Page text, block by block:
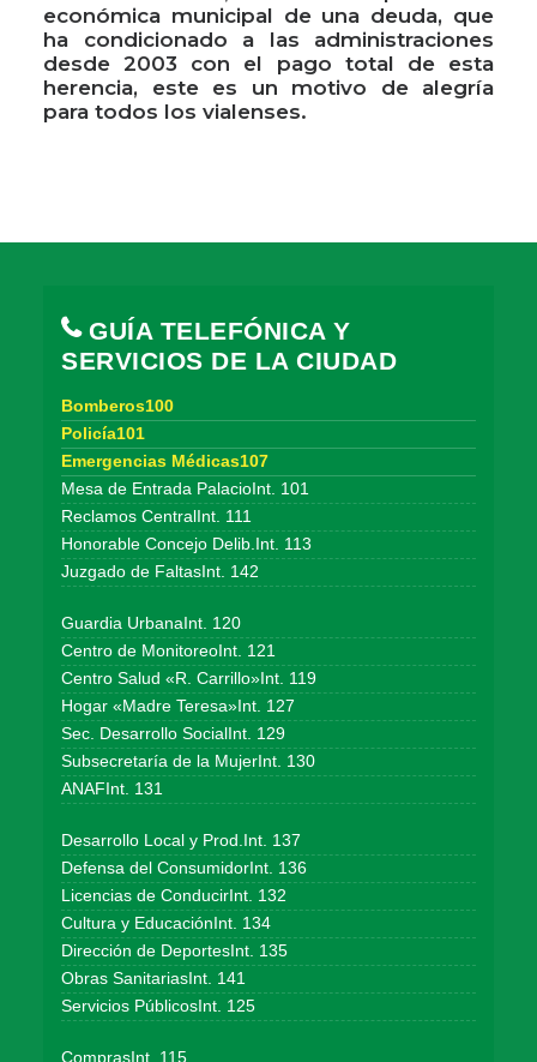
económica municipal de una deuda, que
ha condicionado a las administraciones
desde 2003 con el pago total de esta
herencia, este es un motivo de alegría
para todos los vialenses.
GUÍA TELEFÓNICA Y
SERVICIOS DE LA CIUDAD
Bomberos100
Policía101
Emergencias Médicas107
Mesa de Entrada PalacioInt. 101
Reclamos CentralInt. 111
Honorable Concejo Delib.Int. 113
Juzgado de FaltasInt. 142
Guardia UrbanaInt. 120
Centro de MonitoreoInt. 121
Centro Salud «R. Carrillo»Int. 119
Hogar «Madre Teresa»Int. 127
Sec. Desarrollo SocialInt. 129
Subsecretaría de la MujerInt. 130
ANAFInt. 131
Desarrollo Local y Prod.Int. 137
Defensa del ConsumidorInt. 136
Licencias de ConducirInt. 132
Cultura y EducaciónInt. 134
Dirección de DeportesInt. 135
Obras SanitariasInt. 141
Servicios PúblicosInt. 125
ComprasInt. 115